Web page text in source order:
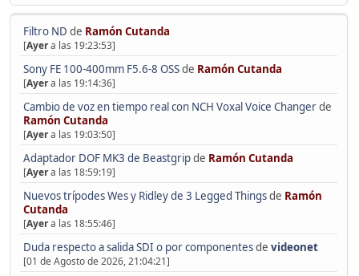
Filtro ND de Ramón Cutanda
[Ayera las 19:23:53]
Sony FE 100-400mm F5.6-8 OSSde Ramón Cutanda
[Ayera las 19:14:36]
Cambio de voz en tiempo real con NCH Voxal Voice Changerde
Ramón Cutanda
[Ayera las 19:03:50]
Adaptador DOF MK3 de Beastgripde Ramón Cutanda
[Ayera las 18:59:19]
Nuevos trípodes Wes y Ridley de 3 Legged Thingsde Ramón
Cutanda
[Ayera las 18:55:46]
Duda respecto a salida SDI o por componentesde videonet
[01 de Agosto de 2026, 21:04:21]